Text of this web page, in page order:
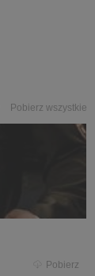
Pobierz wszystkie
Pobierz